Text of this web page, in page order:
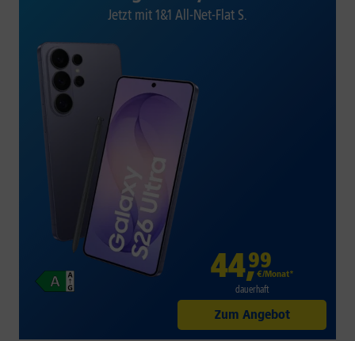
Jetzt mit 1&1 All-Net-Flat S.
44,99
€/Monat*
dauerhaft
Zum Angebot